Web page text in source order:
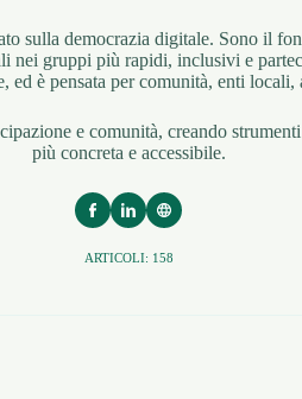
sulla democrazia digitale. Sono il
nei gruppi più rapidi, inclusivi e
ed è pensata per comunità, enti
e comunità, creando
più concreta e accessibile.
ARTICOLI: 158